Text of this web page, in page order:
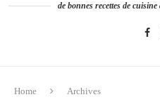
de bonnes recettes de
Home Archives